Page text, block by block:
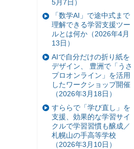
5月7日）
「数学AI」で途中式まで
理解できる学習支援ツー
ルとは何か（2026年4月
13日）
AIで自分だけの折り紙を
デザイン、 豊洲で「うさ
プロオンライン」を活用
したワークショップ開催
（2026年3月18日）
すららで「学び直し」を
支援、効果的な学習サイ
クルで学習習慣も醸成／
札幌山の手高等学校
（2026年3月10日）